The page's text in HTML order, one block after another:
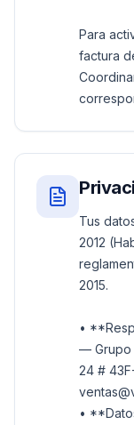
Para
factura
Tus
2012
2015.
•
— Grupo
24 #
•